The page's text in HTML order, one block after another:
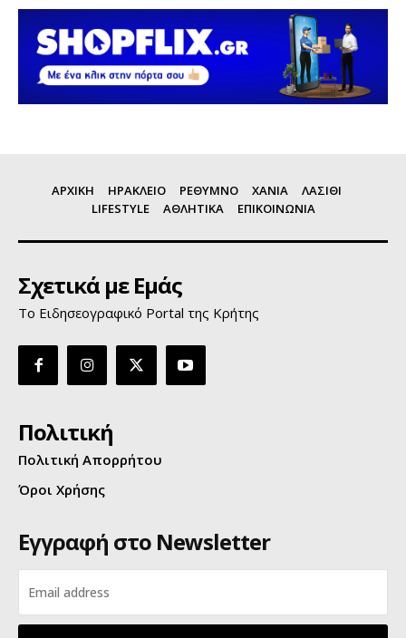
ΑΡΧΙΚΗ ΗΡΑΚΛΕΙΟ ΡΕΘΥΜΝΟ ΧΑΝΙΑ
ΛΑΣΙΘΙ
LIFESTYLE
ΑΘΛΗΤΙΚΑ ΕΠΙΚΟΙΝΩΝΙΑ
Σχετικά με Εμάς
Το Ειδησεογραφικό Portal της Κρήτης
Πολιτική
Πολιτική Απορρήτου
Όροι Χρήσης
Εγγραφή στο Newsletter